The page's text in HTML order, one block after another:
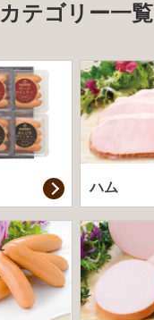
カテゴリー一覧
ハム